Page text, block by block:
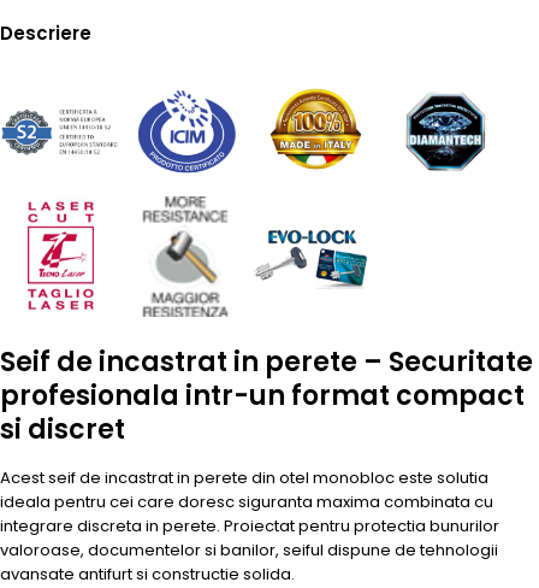
Descriere
Seif de incastrat in perete – Securitate
profesionala intr-un format compact
si discret
Acest seif de incastrat in perete din otel monobloc este solutia
ideala pentru cei care doresc siguranta maxima combinata cu
integrare discreta in perete. Proiectat pentru protectia bunurilor
valoroase, documentelor si banilor, seiful dispune de tehnologii
avansate antifurt si constructie solida.